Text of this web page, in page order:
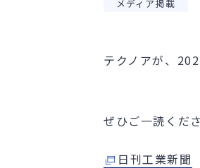
メディア掲載
テクノアが、
ぜひご一読くださ
日刊工業新聞